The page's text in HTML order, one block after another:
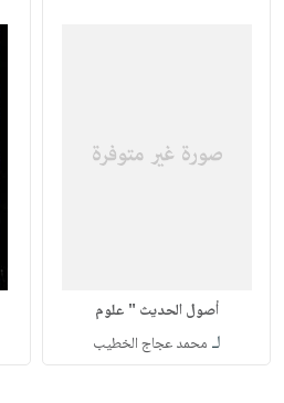
أصول الحديث " علوم
لـ محمد عجاج الخطيب